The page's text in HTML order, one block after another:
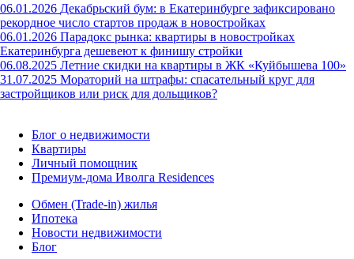
06.01.2026 Декабрьский бум: в Екатеринбурге зафиксировано
рекордное число стартов продаж в новостройках
06.01.2026 Парадокс рынка: квартиры в новостройках
Екатеринбурга дешевеют к финишу стройки
06.08.2025 Летние скидки на квартиры в ЖК «Куйбышева 100»
31.07.2025 Мораторий на штрафы: спасательный круг для
застройщиков или риск для дольщиков?
Блог о недвижимости
Квартиры
Личный помощник
Премиум-дома Иволга Residences
Обмен (Trade-in) жилья
Ипотека
Новости недвижимости
Блог